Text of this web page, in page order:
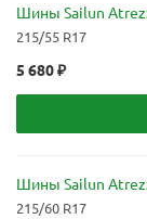
Шины Sailun
215/55 R17
5 680₽
Шины Sailun
215/60 R17